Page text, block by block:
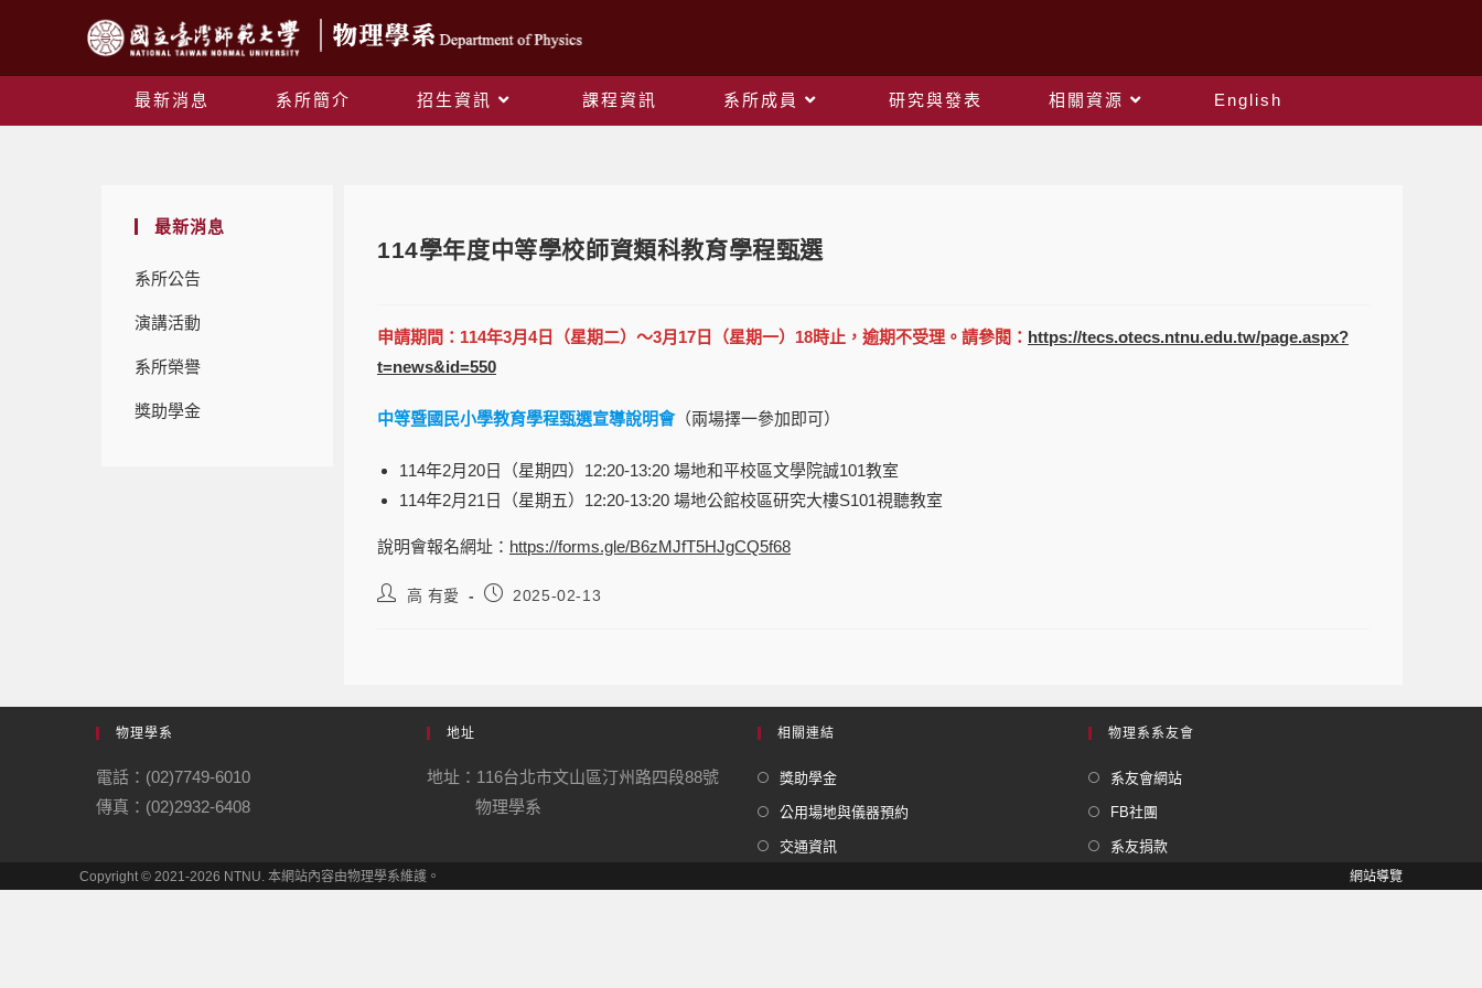
最新消息 系所簡介 招生資訊 課程資訊 系所成員 研究與發表 相關資源 English
最新消息
系所公告
演講活動
系所榮譽
獎助學金
114學年度中等學校師資類科教育學程甄選
申請期間：114年3月4日（星期二）～3月17日（星期一）18時止，逾期不受理。請參閱： https://tecs.otecs.ntnu.edu.tw/page.aspx?
t=news&id=550
中等暨國民小學教育學程甄選宣導說明會（兩場擇一參加即可）
114年2月20日（星期四）12:20-13:20 場地和平校區文學院誠101教室
114年2月21日（星期五）12:20-13:20 場地公館校區研究大樓S101視聽教室
說明會報名網址： https://forms.gle/B6zMJfT5HJgCQ5f68
高 有愛 2025-02-13
物理學系
電話：(02)7749-6010
傳真：(02)2932-6408
地址
地址：116台北市文山區汀州路四段88號
物理學系
相關連結
獎助學金
公用場地與儀器預約
交通資訊
物理系系友會
系友會網站
FB社團
系友捐款
網站導覽
Copyright © 2021-2026 NTNU. 本網站內容由物理學系維護。